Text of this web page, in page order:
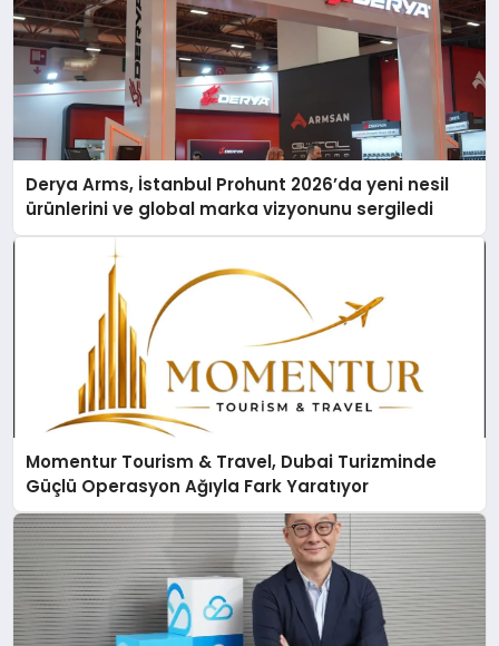
Derya Arms, İstanbul Prohunt 2026’da yeni nesil
ürünlerini ve global marka vizyonunu sergiledi
Momentur Tourism & Travel, Dubai Turizminde
Güçlü Operasyon Ağıyla Fark Yaratıyor